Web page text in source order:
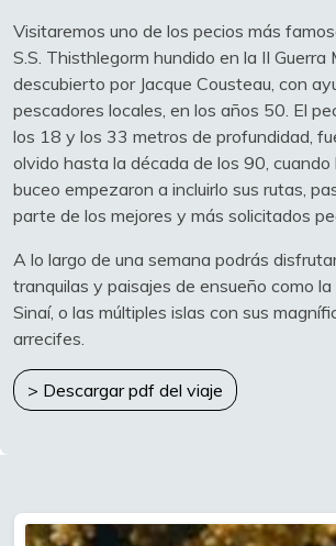
Visitaremos uno de los pecios más
S.S. Thisthlegorm hundido en la II Guerra
descubierto por Jacque Cousteau, con
pescadores locales, en los años 50. El
los 18 y los 33 metros de profundidad,
olvido hasta la década de los 90,
buceo empezaron a incluirlo sus rutas,
parte de los mejores y más solicitados
A lo largo de una semana podrás
tranquilas y paisajes de ensueño como la
Sinaí, o las múltiples islas con sus
arrecifes.
> Descargar pdf del viaje